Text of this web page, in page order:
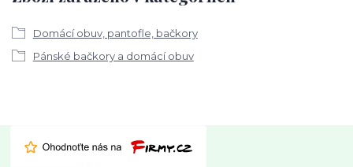
Domácí obuv, pantofle, bačkory
Pánské bačkory a domácí obuv